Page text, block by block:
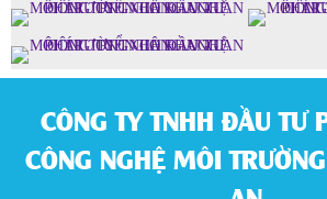
CÔNG TY TNHH ĐẦU TƯ
CÔNG NGHỆ MÔI